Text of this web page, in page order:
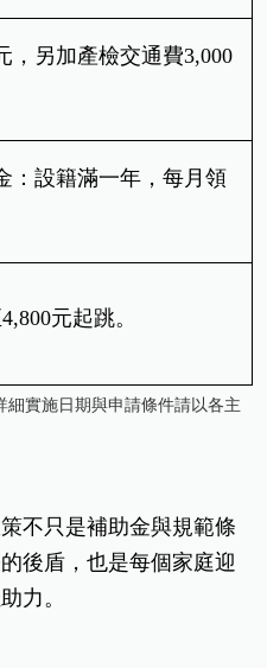
，另加產檢交通費3,000
：設籍滿一年，每月領
元起跳。
實施日期與申請條件請以各主
不只是補助金與規範條
後盾，也是每個家庭迎
力。